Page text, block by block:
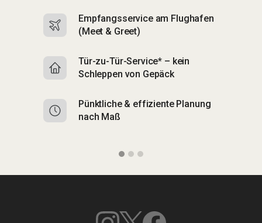
Empfangsservice am Flughafen
(Meet & Greet)
Tür-zu-Tür-Service* – kein
Schleppen von Gepäck
Pünktliche & effiziente Planung
nach Maß